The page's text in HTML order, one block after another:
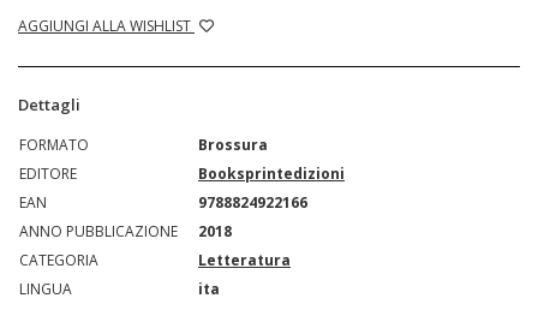
AGGIUNGI ALLA WISHLIST
Dettagli
FORMATO
Brossura
EDITORE
Booksprintedizioni
EAN
9788824922166
ANNO PUBBLICAZIONE
2018
CATEGORIA
Letteratura
LINGUA
ita